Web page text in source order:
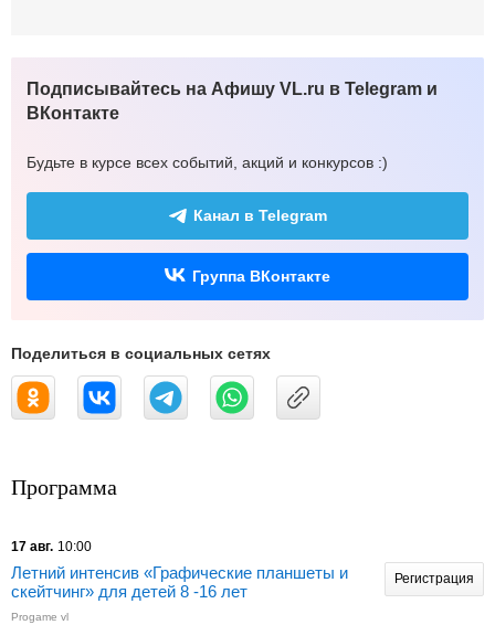
Подписывайтесь на Афишу VL.ru в Telegram и
ВКонтакте
Будьте в курсе всех событий, акций и конкурсов :)
Канал в Telegram
Группа ВКонтакте
Поделиться в социальных сетях
Программа
17 авг. 10:00
Летний интенсив «Графические планшеты и
скейтчинг» для детей 8 -16 лет
Progame vl
Регистрация